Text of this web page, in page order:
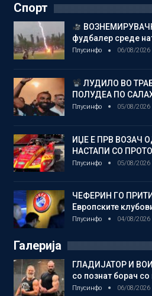
Спорт
фудбалер среде
Плусинфо 06/08/2026
ЛУДИЛО ВО
ПОЛУДЕА ПО
Плусинфо 05/08/2026
ИЏЕ Е ПРВ ВОЗАЧ
НАСТАПИ СО
Плусинфо 05/08/2026
ЧЕФЕРИН ГО
Европските
Плусинфо 04/08/2026
Галерија
ГЛАДИЈАТОР И
со познат борач со
Плусинфо 06/08/2026